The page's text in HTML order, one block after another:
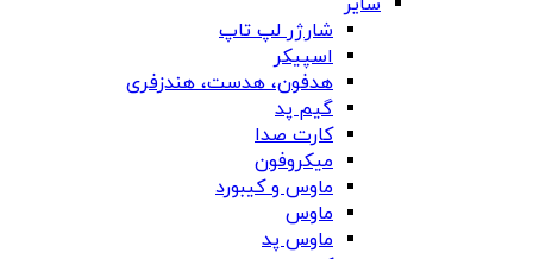
شارژر لپ تاپ
اسپیکر
هدفون، هدست، هندزفری
گیم پد
کارت صدا
میکروفون
ماوس و کیبورد
ماوس
ماوس پد